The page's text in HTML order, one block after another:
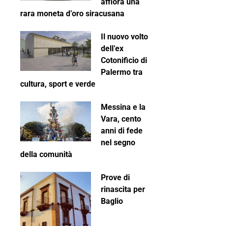
rara moneta d’oro siracusana
Il nuovo volto
dell’ex
Cotonificio di
Palermo tra
cultura, sport e verde
Messina e la
Vara, cento
anni di fede
nel segno
della comunità
Prove di
rinascita per
Baglio